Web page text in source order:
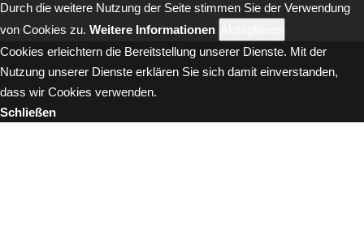
Durch die weitere Nutzung der Seite stimmen Sie der Verwendung
von Cookies zu. Weitere Informationen
Cookies erleichtern die Bereitstellung unserer Dienste. Mit der
Nutzung unserer Dienste erklären Sie sich damit einverstanden,
dass wir Cookies verwenden.
Schließen